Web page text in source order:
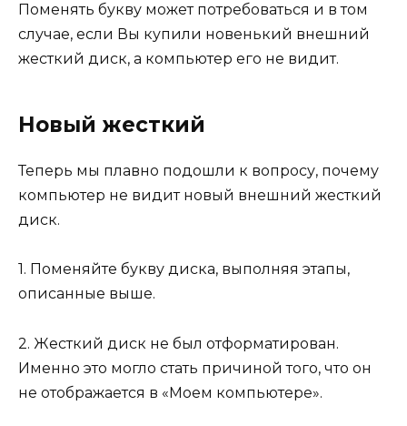
Поменять букву может потребоваться и в том
случае, если Вы купили новенький внешний
жесткий диск, а компьютер его не видит.
Новый жесткий
Теперь мы плавно подошли к вопросу, почему
компьютер не видит новый внешний жесткий
диск.
1. Поменяйте букву диска, выполняя этапы,
описанные выше.
2. Жесткий диск не был отформатирован.
Именно это могло стать причиной того, что он
не отображается в «Моем компьютере».